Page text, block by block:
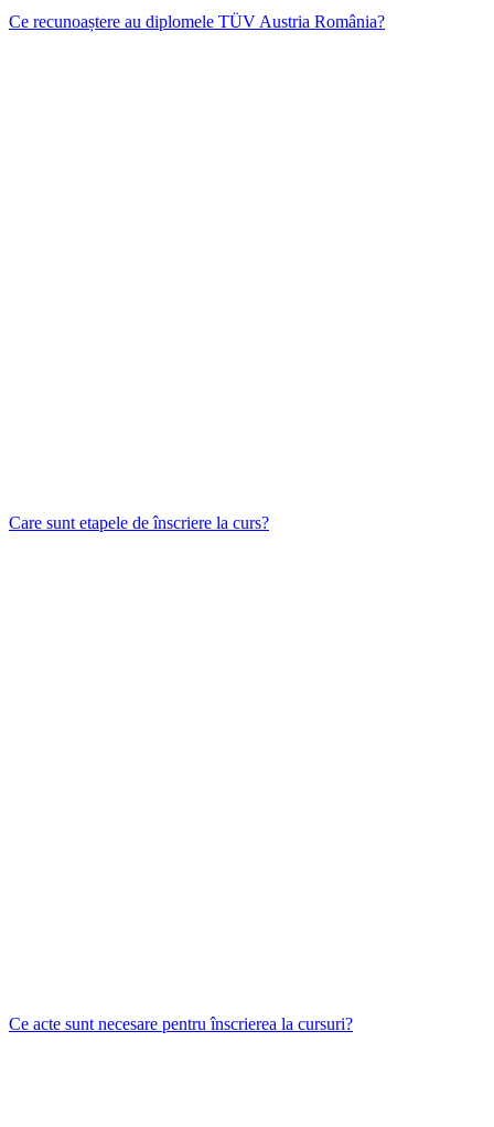
Ce recunoaștere au diplomele TÜV Austria România?
Care sunt etapele de înscriere la curs?
Ce acte sunt necesare pentru înscrierea la cursuri?